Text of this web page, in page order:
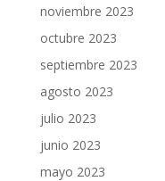
noviembre 2023
octubre 2023
septiembre 2023
agosto 2023
julio 2023
junio 2023
mayo 2023